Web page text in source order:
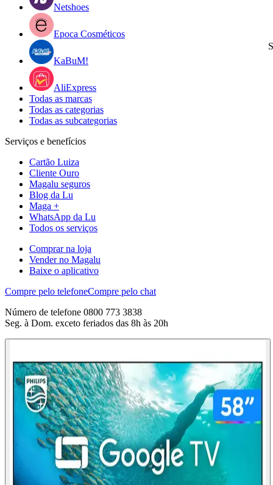
Netshoes
Epoca Cosméticos
KaBuM!
AliExpress
Todas as marcas
Todas as categorias
Todas as subcategorias
Serviços e benefícios
Cartão Luiza
Cliente Ouro
Magalu seguros
Blog da Lu
Maga +
WhatsApp da Lu
Todos os serviços
Comprar na loja
Vender no Magalu
Baixe o aplicativo
Compre pelo telefoneCompre pelo chat
Número de telefone 0800 773 3838
Seg. à Dom. exceto feriados das 8h às 20h